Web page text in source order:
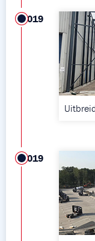
2019
2019